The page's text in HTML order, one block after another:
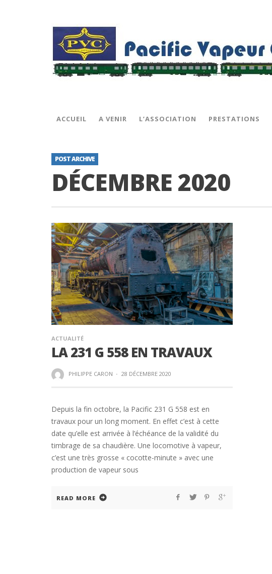
ACCUEIL A VENIR L’ASSOCIATION PRESTATIONS
POST ARCHIVE
DÉCEMBRE 2020
ACTUALITÉ
LA 231 G 558 EN TRAVAUX
PHILIPPE CARON · 28 DÉCEMBRE 2020
Depuis la fin octobre, la Pacific 231 G 558 est en
travaux pour un long moment. En effet c’est à cette
date qu’elle est arrivée à l’échéance de la validité du
timbrage de sa chaudière. Une locomotive à vapeur,
c’est une très grosse « cocotte-minute » avec une
production de vapeur sous
READ MORE